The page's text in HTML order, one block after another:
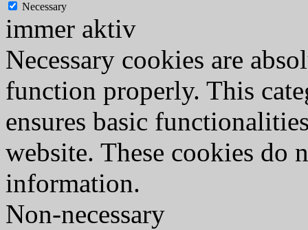
Necessary
immer aktiv
Necessary cookies are
function properly. This
ensures basic
website. These cookies do
information.
Non-necessary